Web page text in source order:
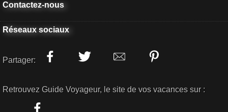
Contactez-nous
Réseaux sociaux
Partager:
Retrouvez Guide Voyageur, le site de vos vacances sur :